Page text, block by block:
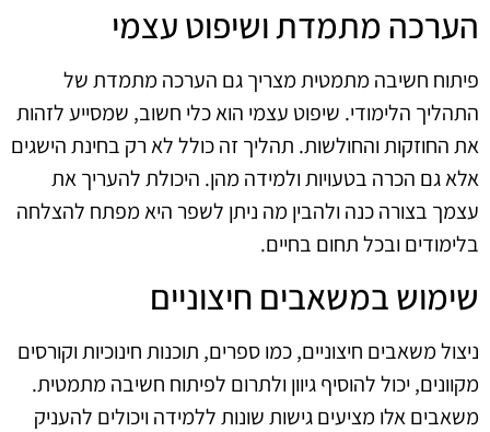
הערכה מתמדת ושיפוט עצמי
פיתוח חשיבה מתמטית מצריך גם הערכה מתמדת של
התהליך הלימודי. שיפוט עצמי הוא כלי חשוב, שמסייע לזהות
את החוזקות והחולשות. תהליך זה כולל לא רק בחינת הישגים
אלא גם הכרה בטעויות ולמידה מהן. היכולת להעריך את
עצמך בצורה כנה ולהבין מה ניתן לשפר היא מפתח להצלחה
בלימודים ובכל תחום בחיים.
שימוש במשאבים חיצוניים
ניצול משאבים חיצוניים, כמו ספרים, תוכנות חינוכיות וקורסים
מקוונים, יכול להוסיף גיוון ולתרום לפיתוח חשיבה מתמטית.
משאבים אלו מציעים גישות שונות ללמידה ויכולים להעניק